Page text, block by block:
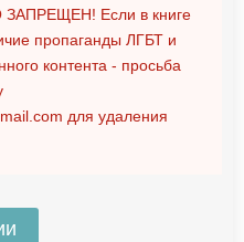
ЗАПРЕЩЕН! Если в книге
пропаганды ЛГБТ и
контента - просьба
для удаления